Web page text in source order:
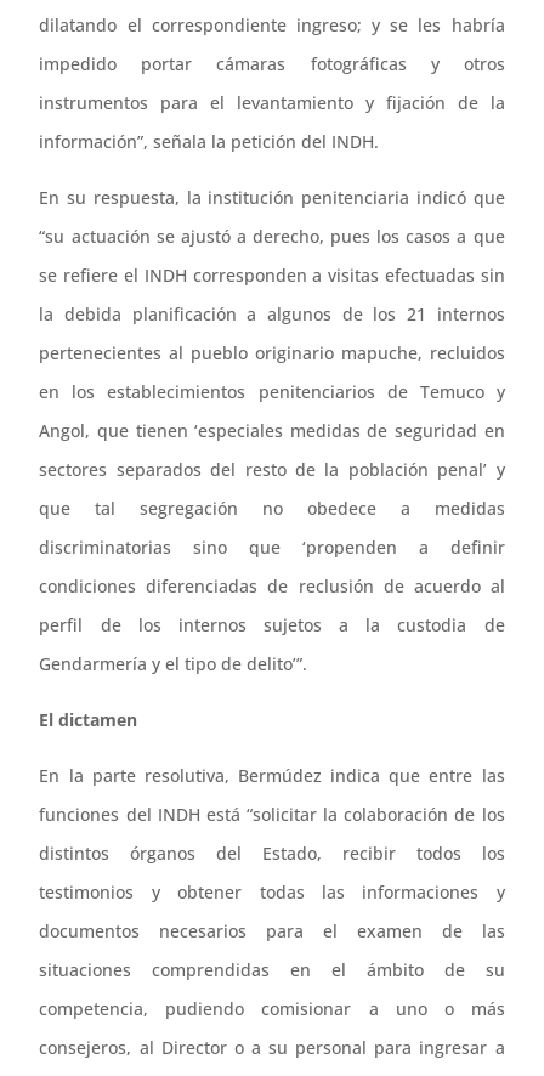
dilatando el correspondiente ingreso; y se les habría
impedido portar cámaras fotográficas y otros
instrumentos para el levantamiento y fijación de la
información”, señala la petición del INDH.
En su respuesta, la institución penitenciaria indicó que
“su actuación se ajustó a derecho, pues los casos a que
se refiere el INDH corresponden a visitas efectuadas sin
la debida planificación a algunos de los 21 internos
pertenecientes al pueblo originario mapuche, recluidos
en los establecimientos penitenciarios de Temuco y
Angol, que tienen ‘especiales medidas de seguridad en
sectores separados del resto de la población penal’ y
que tal segregación no obedece a medidas
discriminatorias sino que ‘propenden a definir
condiciones diferenciadas de reclusión de acuerdo al
perfil de los internos sujetos a la custodia de
Gendarmería y el tipo de delito’”.
El dictamen
En la parte resolutiva, Bermúdez indica que entre las
funciones del INDH está “solicitar la colaboración de los
distintos órganos del Estado, recibir todos los
testimonios y obtener todas las informaciones y
documentos necesarios para el examen de las
situaciones comprendidas en el ámbito de su
competencia, pudiendo comisionar a uno o más
consejeros, al Director o a su personal para ingresar a